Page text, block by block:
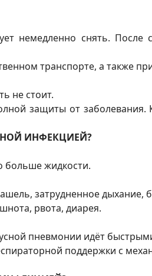
немедленно снять. После
транспорте, а также
не стоит.
защиты от
ИНФЕКЦИЕЙ?
больше жидкости.
затрудненное
рвота, диарея.
пневмонии идёт
поддержки с